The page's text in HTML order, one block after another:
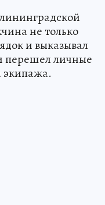
не только
и выказывал
перешел личные